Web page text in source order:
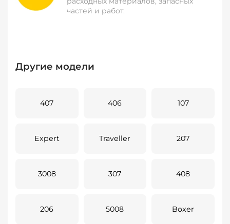
частей и работ.
Другие модели
407 406 107
Expert Traveller 207
3008 307 408
206 5008 Boxer